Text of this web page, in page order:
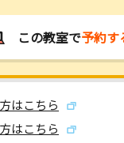
この教室で予約す
はこちら
はこちら